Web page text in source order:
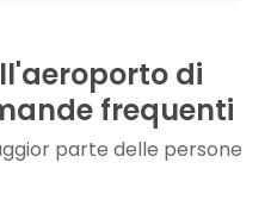
di
frequenti
parte delle persone